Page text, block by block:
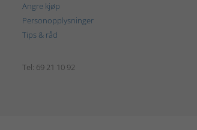
Angre kjøp
Personopplysninger
Tips & råd
Tel: 69 21 10 92